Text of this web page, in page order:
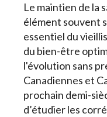
Le maintien de la
élément souvent
essentiel du
du bien-être
l'évolution sans
Canadiennes et
prochain demi-
d’étudier les